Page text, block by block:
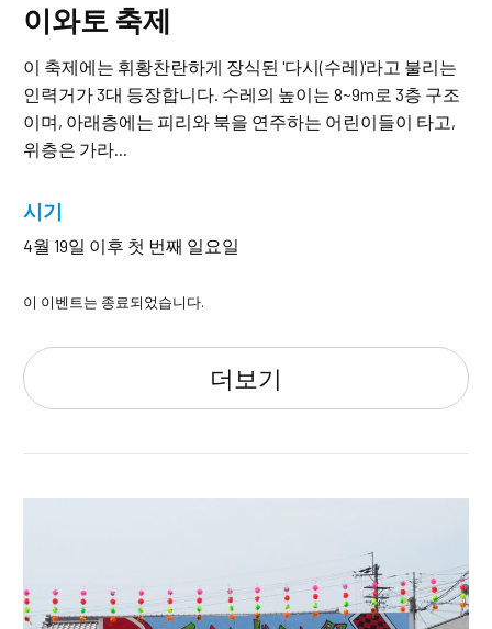
이와토 축제
이 축제에는 휘황찬란하게 장식된 '다시(수레)'라고 불리는
인력거가 3대 등장합니다. 수레의 높이는 8~9m로 3층 구조
이며, 아래층에는 피리와 북을 연주하는 어린이들이 타고,
위층은 가라...
시기
4월 19일 이후 첫 번째 일요일
이 이벤트는 종료되었습니다.
더보기